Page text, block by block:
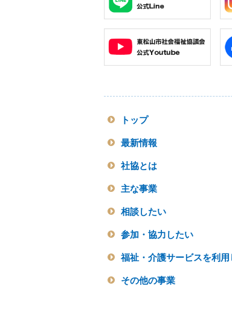
トップ
最新情報
社協とは
主な事業
相談したい
参加・協力したい
福祉・介護サービスを利用
その他の事業